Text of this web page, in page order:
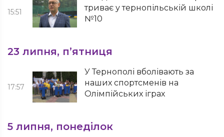
15:51
триває у тернопільській школі
№10
23 липня, п’ятниця
17:57
У Тернополі вболівають за
наших спортсменів на
Олімпійських іграх
5 липня, понеділок